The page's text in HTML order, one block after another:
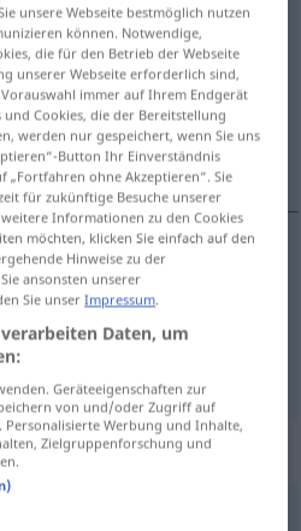
anklicken/antippen)
UMG
: reflexives Verb
unsere Webseite bestmöglich nutzen
können. Notwendige,
die für den Betrieb der Webseite
unserer Webseite erforderlich sind,
immer auf Ihrem Endgerät
Cookies, die der Bereitstellung
werden nur gespeichert, wenn Sie uns
Button Ihr Einverständnis
„Fortfahren ohne Akzeptieren“. Sie
für zukünftige Besuche unserer
Informationen zu den Cookies
möchten, klicken Sie einfach auf den
Hinweise zu der
ansonsten unserer
Sie unserImpressum
Daten, um
Geräteeigenschaften zur
von und/oder Zugriff auf
Werbung und Inhalte,
Zielgruppenforschung und